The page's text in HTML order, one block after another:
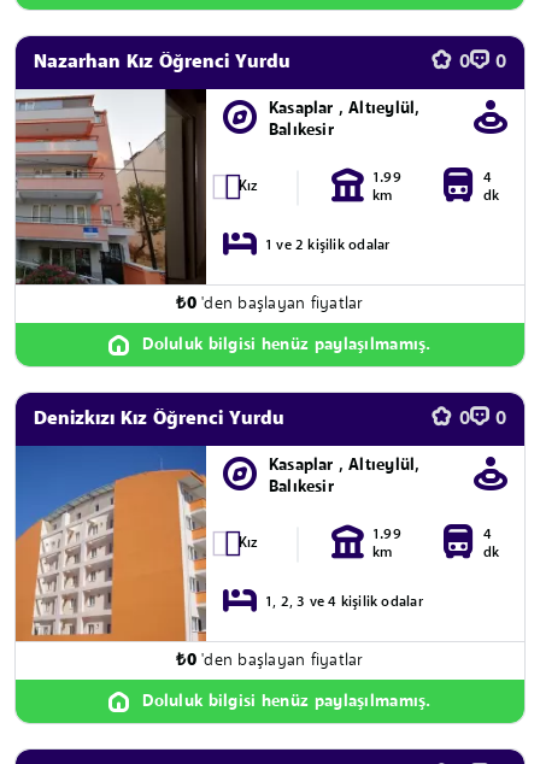
Nazarhan Kız Öğrenci Yurdu 0 0
Kasaplar , Altıeylül,
Balıkesir
Kız
1.99
km
4
dk
1 ve 2 kişilik odalar
₺0'den başlayan fiyatlar
Doluluk bilgisi henüz paylaşılmamış.
Denizkızı Kız Öğrenci Yurdu 0 0
Kasaplar , Altıeylül,
Balıkesir
Kız
1.99
km
4
dk
1, 2, 3 ve 4 kişilik odalar
₺0'den başlayan fiyatlar
Doluluk bilgisi henüz paylaşılmamış.